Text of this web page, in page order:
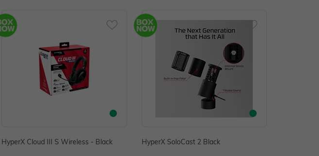
HyperX Cloud III S Wireless - Black HyperX SoloCast 2 Black